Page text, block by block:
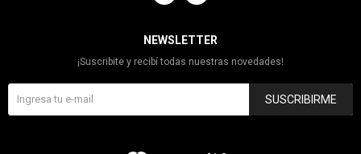
NEWSLETTER
¡Suscribite y recibí todas nuestras novedades!
SUSCRIBIRME